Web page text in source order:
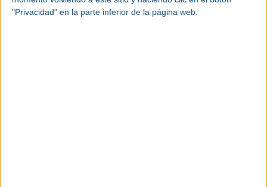
"Privacidad" en la parte inferior de la página web.